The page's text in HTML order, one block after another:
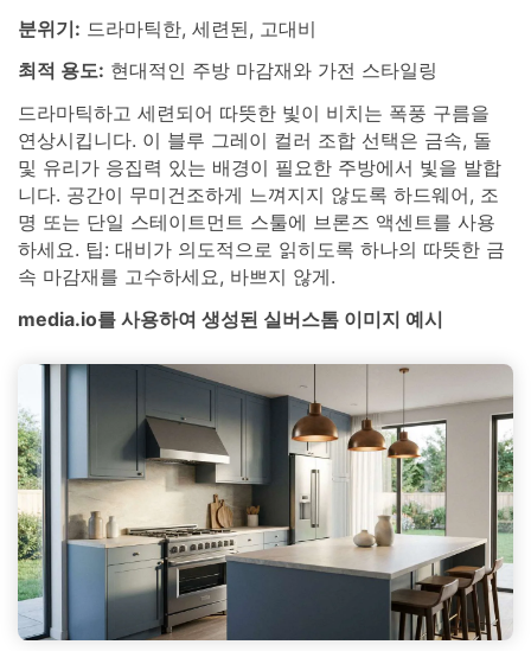
분위기: 드라마틱한, 세련된, 고대비
최적 용도: 현대적인 주방 마감재와 가전 스타일링
드라마틱하고 세련되어 따뜻한 빛이 비치는 폭풍 구름을
연상시킵니다. 이 블루 그레이 컬러 조합 선택은 금속, 돌
및 유리가 응집력 있는 배경이 필요한 주방에서 빛을 발합
니다. 공간이 무미건조하게 느껴지지 않도록 하드웨어, 조
명 또는 단일 스테이트먼트 스툴에 브론즈 액센트를 사용
하세요. 팁: 대비가 의도적으로 읽히도록 하나의 따뜻한 금
속 마감재를 고수하세요, 바쁘지 않게.
media.io를 사용하여 생성된 실버스톰 이미지 예시